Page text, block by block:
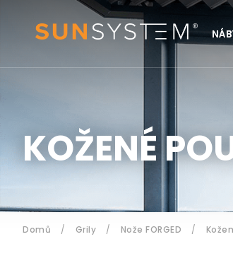
KOŽENÉ
Domů / Grily / Nože FORGED /